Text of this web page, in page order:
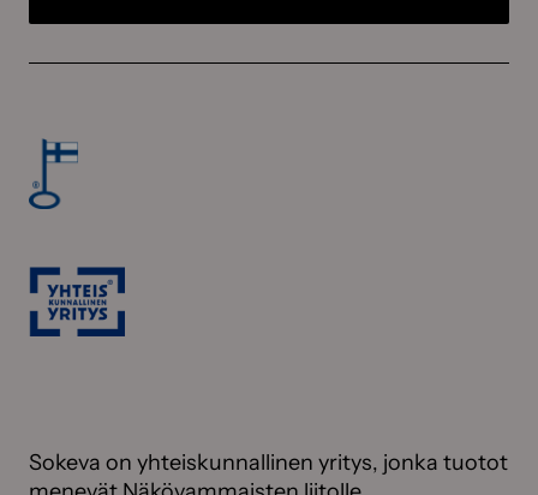
Sokeva on yhteiskunnallinen yritys, jonka tuotot